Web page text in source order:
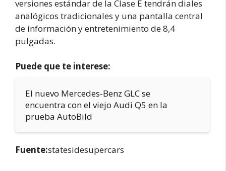
versiones estándar de la Clase E tendrán diales
analógicos tradicionales y una pantalla central
de información y entretenimiento de 8,4
pulgadas.
Puede que te interese:
El nuevo Mercedes-Benz GLC se
encuentra con el viejo Audi Q5 en la
prueba AutoBild
Fuente:statesidesupercars